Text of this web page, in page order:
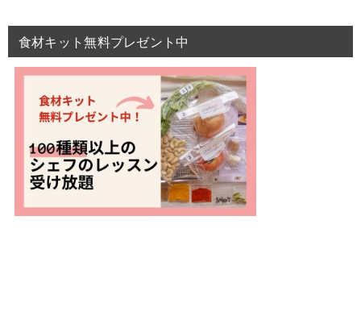
食材キット無料プレゼント中